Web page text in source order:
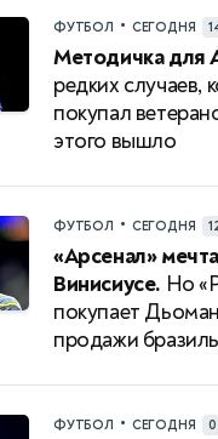
ФУТБОЛ • СЕГОДНЯ
Методичка для
редких случаев,
покупал
этого вышло
ФУТБОЛ • СЕГОДНЯ
«Арсенал»
Винисиусе. Но
покупает
продажи
ФУТБОЛ • СЕГОДНЯ